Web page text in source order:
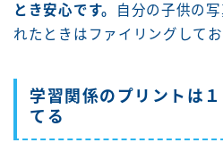
とき安心です。
自分の子供の
れたときはファイリングして
学習関係のプリントは
てる